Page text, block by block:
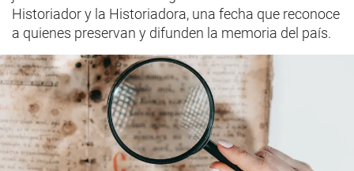
Historiador y la Historiadora, una fecha que reconoce
a quienes preservan y difunden la memoria del país.